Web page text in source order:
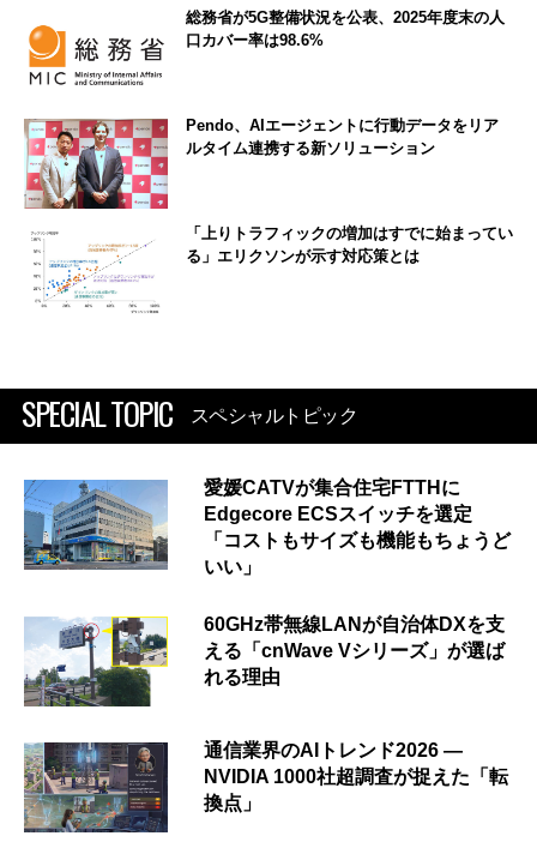
総務省が5G整備状況を公表、2025年度末の人
口カバー率は98.6%
Pendo、AIエージェントに行動データをリア
ルタイム連携する新ソリューション
「上りトラフィックの増加はすでに始まってい
る」エリクソンが示す対応策とは
SPECIAL TOPIC スペシャルトピック
愛媛CATVが集合住宅FTTHに
Edgecore ECSスイッチを選定
「コストもサイズも機能もちょうど
いい」
60GHz帯無線LANが自治体DXを支
える「cnWave Vシリーズ」が選ば
れる理由
通信業界のAIトレンド2026 ―
NVIDIA 1000社超調査が捉えた「転
換点」